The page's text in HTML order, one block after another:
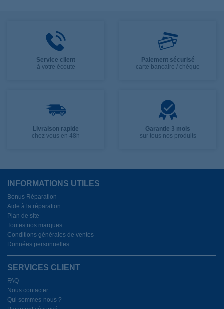
Service client
à votre écoute
Paiement sécurisé
carte bancaire / chèque
Livraison rapide
chez vous en 48h
Garantie 3 mois
sur tous nos produits
INFORMATIONS UTILES
Bonus Réparation
Aide à la réparation
Plan de site
Toutes nos marques
Conditions générales de ventes
Données personnelles
SERVICES CLIENT
FAQ
Nous contacter
Qui sommes-nous ?